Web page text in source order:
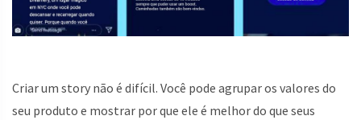
Criar um story não é difícil. Você pode agrupar os valores do
seu produto e mostrar por que ele é melhor do que seus